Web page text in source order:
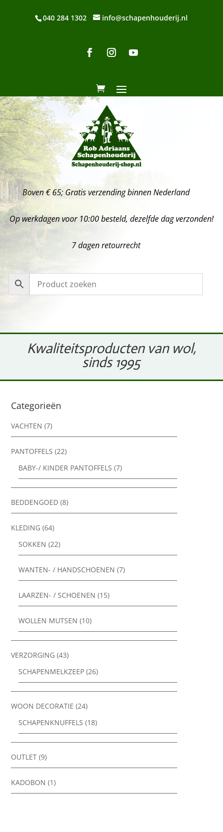
040 284 1302 info@schapenhouderij.nl
Boven € 65; Gratis verzending binnen Nederland
Op werkdagen voor 10:00 besteld, dezelfde dag verzonden!
7 dagen retourrecht
Kwaliteitsproducten van wol,
sinds 1995
Categorieën
VACHTEN (7)
PANTOFFELS (22)
BABY-/ KINDER PANTOFFELS (7)
BEDDENGOED (8)
KLEDING (64)
SOKKEN (22)
WANTEN- / HANDSCHOENEN (7)
LAARZEN- / SCHOENEN (15)
WOLLEN MUTSEN (10)
VERZORGING (43)
SCHAPENMELKZEEP (26)
WOON DECORATIE (24)
SCHAPENKNUFFELS (18)
OUTLET (9)
KADOBON (1)